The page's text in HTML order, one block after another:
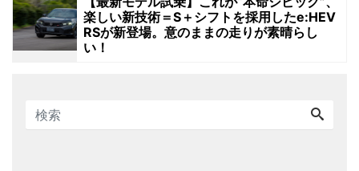
楽しい新技術＝S＋シフトを採用したe:HEV
RSが新登場。意のままの走りが素晴らし
い！